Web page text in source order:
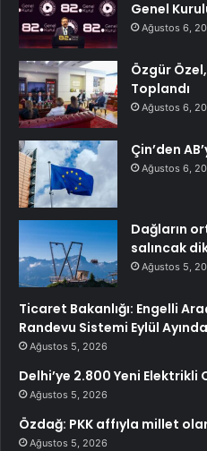
Genel
Ağustos 6,
Özgür
Toplandı
Ağustos 6,
Çin’den
Ağustos 6,
Dağların
salıncak
Ağustos 5,
Ticaret Bakanlığı: Engelli
Randevu Sistemi Eylül
Ağustos 5, 2026
Delhi’ye 2.800 Yeni
Ağustos 5, 2026
Özdağ: PKK affıyla millet
Ağustos 5, 2026